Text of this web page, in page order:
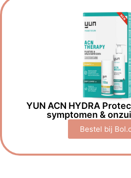
YUN ACN HYDRA
symptomen &
Bestel bij